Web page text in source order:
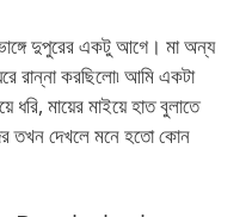
দুপুরের একটু আগে। মা অন্য
রান্না করছিলো৷ আমি একটা
ধরি, মায়ের মাইয়ে হাত বুলাতে
তখন দেখলে মনে হতো কোন